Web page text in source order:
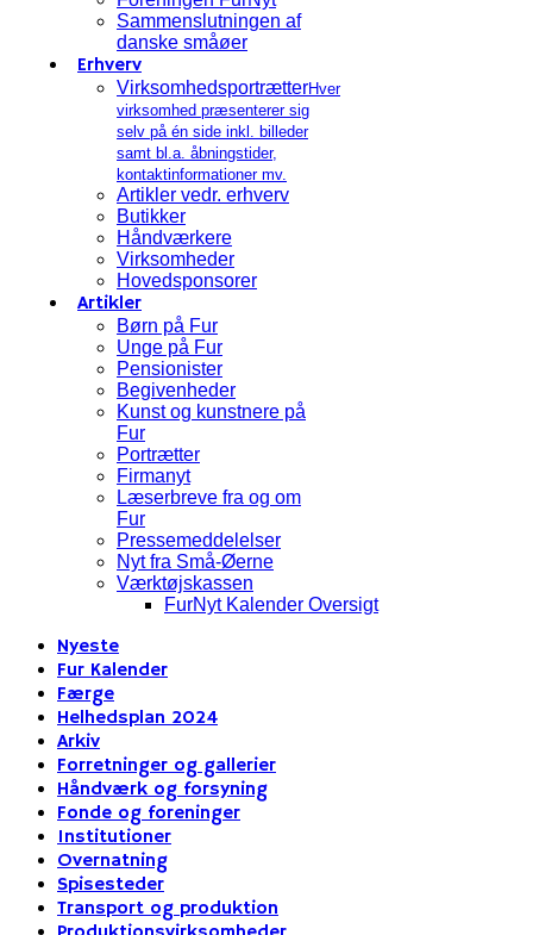
Sammenslutningen af
danske småøer
Erhverv
VirksomhedsportrætterHver
virksomhed præsenterer sig
selv på én side inkl. billeder
samt bl.a. åbningstider,
kontaktinformationer mv.
Artikler vedr. erhverv
Butikker
Håndværkere
Virksomheder
Hovedsponsorer
Artikler
Børn på Fur
Unge på Fur
Pensionister
Begivenheder
Kunst og kunstnere på
Fur
Portrætter
Firmanyt
Læserbreve fra og om
Fur
Pressemeddelelser
Nyt fra Små-Øerne
Værktøjskassen
FurNyt Kalender Oversigt
Nyeste
Fur Kalender
Færge
Helhedsplan 2024
Arkiv
Forretninger og gallerier
Håndværk og forsyning
Fonde og foreninger
Institutioner
Overnatning
Spisesteder
Transport og produktion